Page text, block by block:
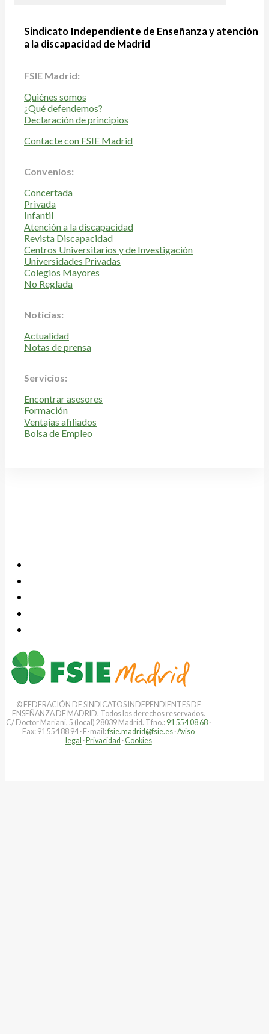
Sindicato Independiente de Enseñanza y atención
a la discapacidad de Madrid
FSIE Madrid:
Quiénes somos
¿Qué defendemos?
Declaración de principios
Contacte con FSIE Madrid
Convenios:
Concertada
Privada
Infantil
Atención a la discapacidad
Revista Discapacidad
Centros Universitarios y de Investigación
Universidades Privadas
Colegios Mayores
No Reglada
Noticias:
Actualidad
Notas de prensa
Servicios:
Encontrar asesores
Formación
Ventajas afiliados
Bolsa de Empleo
© FEDERACIÓN DE SINDICATOS INDEPENDIENTES DE
ENSEÑANZA DE MADRID. Todos los derechos reservados.
C/ Doctor Mariani, 5 (local) 28039 Madrid. Tfno.: 91 554 08 68 ·
Fax: 91 554 88 94 · E-mail:fsie.madrid@fsie.es ·Aviso
legal ·Privacidad · Cookies